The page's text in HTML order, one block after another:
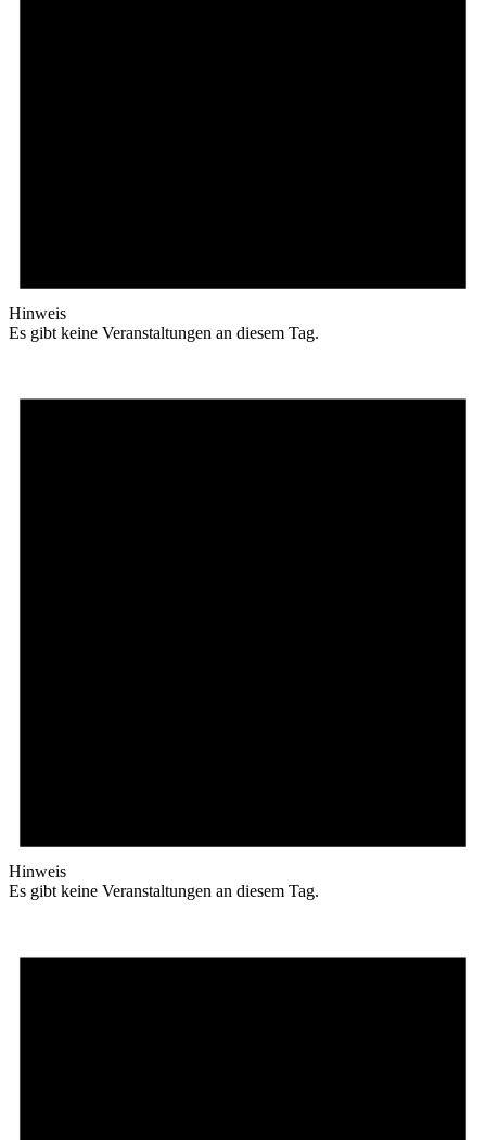
Hinweis
Es gibt keine Veranstaltungen an diesem Tag.
Hinweis
Es gibt keine Veranstaltungen an diesem Tag.